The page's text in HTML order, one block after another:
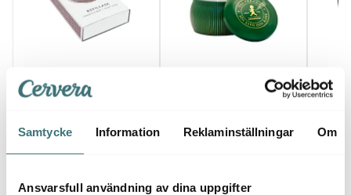
Samtycke Information Reklaminställningar Om
Ansvarsfull användning av dina uppgifter
Solstickan
Refill till Tändsticksburk
49 kr 149 kr
19 cm
299